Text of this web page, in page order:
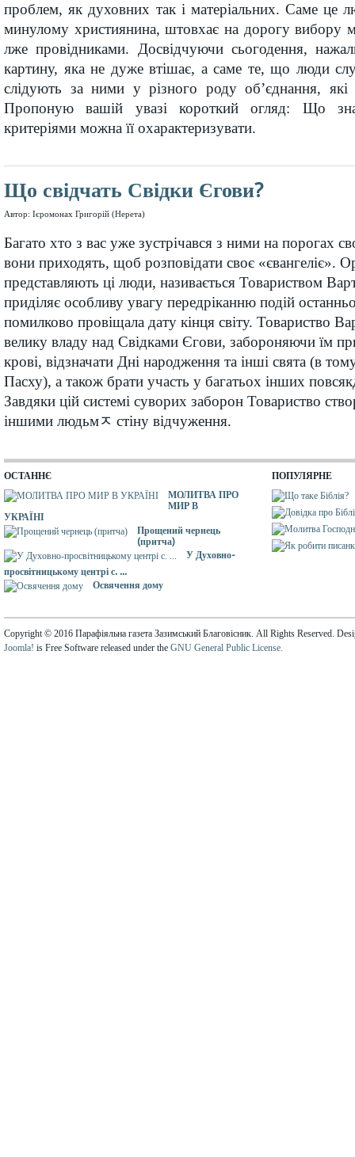
проблем, як духовних так і матеріальних. Саме це
минулому християнина, штовхає на дорогу вибору
лже провідниками. Досвідчуючи сьогодення,
картину, яка не дуже втішає, а саме те, що люди
слідують за ними у різного роду об’єднання, які
Пропоную вашій увазі короткий огляд: Що
критеріями можна її охарактеризувати.
Що свідчать Свідки Єгови?
Автор: Ієромонах Григорій (Нерета)
Багато хто з вас уже зустрічався з ними на порогах
вони приходять, щоб розповідати своє «євангеліє».
представляють ці люди, називається Товариством
приділяє особливу увагу передріканню подій
помилково провіщала дату кінця світу. Товариство
велику владу над Свідками Єгови, забороняючи їм
крові, відзначати Дні народження та інші свята (в
Пасху), а також брати участь у багатьох інших
Завдяки цій системі суворих заборон Товариство
іншими людьмﾸ стіну відчуження.
ОСТАННЄ
МОЛИТВА ПРО
МИР В
УКРАЇНІ
Прощений чернець
(притча)
У Духовно-
просвітницькому центрі с. ...
Освячення дому
ПОПУЛЯРНЕ
Copyright © 2016 Парафіяльна газета Зазимський Благовісник. All Rights Reserved.
Joomla! is Free Software released under the GNU General Public License.